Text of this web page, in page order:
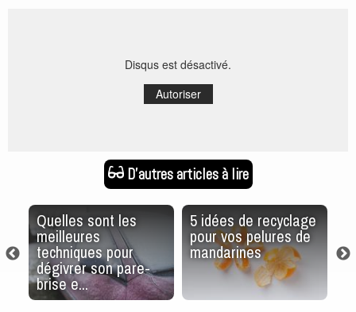
Disqus est désactivé.
Autoriser
D'autres articles à lire
Quelles sont les
meilleures
techniques pour
dégivrer son pare-
brise e...
5 idées de recyclage
pour vos pelures de
mandarines